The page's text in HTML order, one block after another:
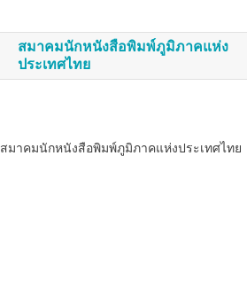
สมาคมนักหนังสือพิมพ์ภูมิภาคแห่ง
ประเทศไทย
สมาคมนักหนังสือพิมพ์ภูมิภาคแห่งประเทศไทย